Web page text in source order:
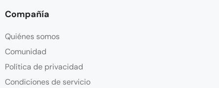
Compañía
Quiénes somos
Comunidad
Política de privacidad
Condiciones de servicio